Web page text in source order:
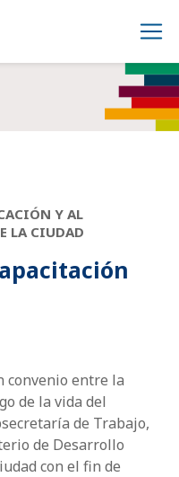
Y AL
LA CIUDAD
convenio entre la
de la vida del
de Trabajo,
de Desarrollo
con el fin de